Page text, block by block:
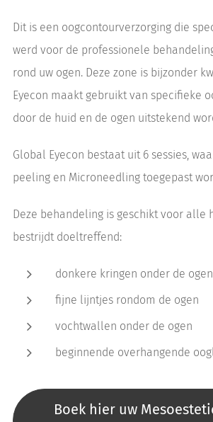
Dit is een oogcontourverzorging die
werd voor de professionele
rond uw ogen. Deze zone is bijzonder
Eyecon maakt gebruikt van specifieke
door de huid en de ogen uitstekend
Global Eyecon bestaat uit 6 sessies,
peeling en Microneedling toegepast
Deze behandeling is geschikt voor alle
bestrijdt doeltreffend:
donkere kringen onder de ogen
fijne lijntjes rondom de ogen
vochtwallen onder de ogen
beginnende overhangende
Boek hier uw